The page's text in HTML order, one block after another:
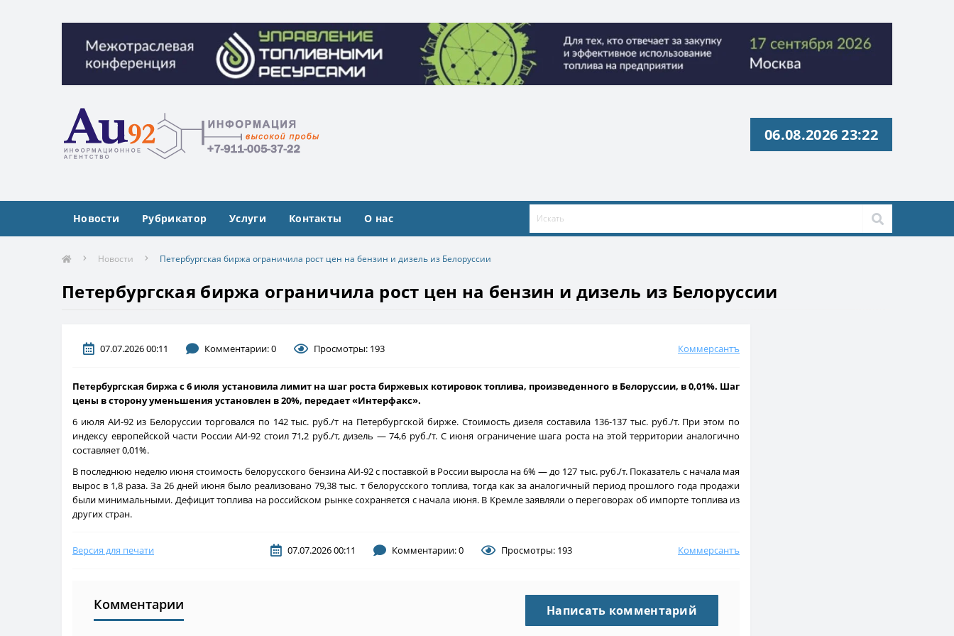
Межотраслевая конференция «Управление топливными ресурсами». Организатор ООО «Квадрат ресурс» ИНН 9729326695 Токен: 2VtzquzomsY
Межотраслевая конференция «Управление топливными ресурсами». Организатор ООО «Квадрат ресурс» ИНН 9729326695 Токен: 2VtzquzomsY
06.08.2026 23:22
Новости Рубрикатор Услуги Контакты О нас
Новости Петербургская биржа ограничила рост цен на бензин и дизель из Белоруссии
Петербургская биржа ограничила рост цен на бензин и дизель из Белоруссии
07.07.2026 00:11 Комментарии: 0 Просмотры: 193 Коммерсантъ
Петербургская биржа с 6 июля установила лимит на шаг роста биржевых котировок топлива, произведенного в Белоруссии, в 0,01%. Шаг
цены в сторону уменьшения установлен в 20%, передает «Интерфакс».
6 июля АИ-92 из Белоруссии торговался по 142 тыс. руб./т на Петербургской бирже. Стоимость дизеля составила 136-137 тыс. руб./т. При этом по
индексу европейской части России АИ-92 стоил 71,2 руб./т, дизель — 74,6 руб./т. С июня ограничение шага роста на этой территории аналогично
составляет 0,01%.
В последнюю неделю июня стоимость белорусского бензина АИ-92 с поставкой в России выросла на 6% — до 127 тыс. руб./т. Показатель с начала мая
вырос в 1,8 раза. За 26 дней июня было реализовано 79,38 тыс. т белорусского топлива, тогда как за аналогичный период прошлого года продажи
были минимальными. Дефицит топлива на российском рынке сохраняется с начала июня. В Кремле заявляли о переговорах об импорте топлива из
других стран.
Версия для печати 07.07.2026 00:11 Комментарии: 0 Просмотры: 193 Коммерсантъ
Комментарии Написать комментарий